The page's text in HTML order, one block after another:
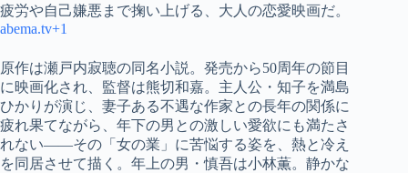
疲労や自己嫌悪まで掬い上げる、大人の恋愛映画だ。
abema.tv+1
原作は瀬戸内寂聴の同名小説。発売から50周年の節目
に映画化され、監督は熊切和嘉。主人公・知子を満島
ひかりが演じ、妻子ある不遇な作家との長年の関係に
疲れ果てながら、年下の男との激しい愛欲にも満たさ
れない——その「女の業」に苦悩する姿を、熱と冷え
を同居させて描く。年上の男・慎吾は小林薫。静かな